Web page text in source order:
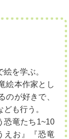
を学ぶ。
絵本作家とし
のが好きで、
も行う。
恐竜たち1~10
えお』『恐竜